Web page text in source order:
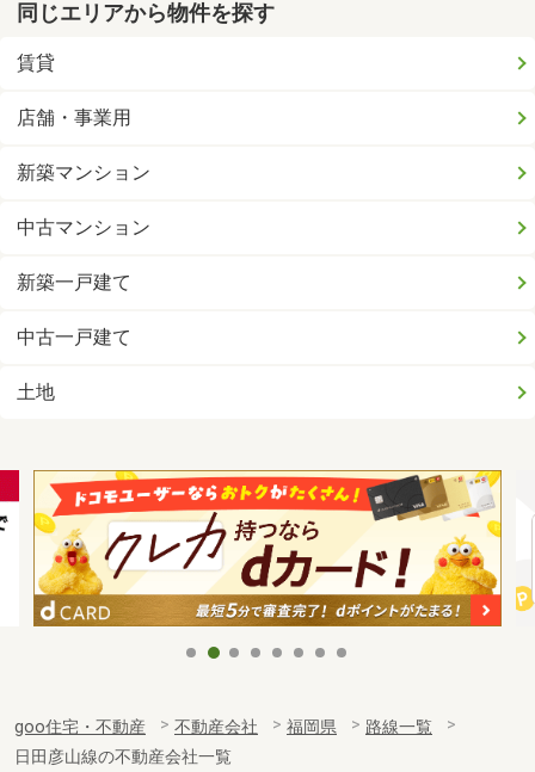
同じエリアから物件を探す
賃貸
店舗・事業用
新築マンション
中古マンション
新築一戸建て
中古一戸建て
土地
goo住宅・不動産 不動産会社 福岡県
路線一覧
日田彦山線の不動産会社一覧